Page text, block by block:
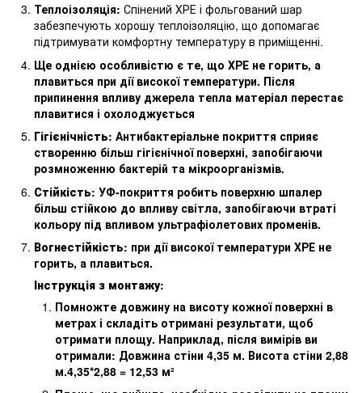
Теплоізоляція: Спінений ХРЕ і фольгований шар
забезпечують хорошу теплоізоляцію, що допомагає
підтримувати комфортну температуру в приміщенні.
Ще однією особливістю є те, що ХРЕ не горить, а
плавиться при дії високої температури. Після
припинення впливу джерела тепла матеріал перестає
плавитися і охолоджується
Гігієнічність: Антибактеріальне покриття сприяє
створенню більш гігієнічної поверхні, запобігаючи
розмноженню бактерій та мікроорганізмів.
Стійкість: УФ-покриття робить поверхню шпалер
більш стійкою до впливу світла, запобігаючи втраті
кольору під впливом ультрафіолетових променів.
Вогнестійкість: при дії високої температури ХРЕ не
горить, а плавиться.
Інструкція з монтажу:
Помножте довжину на висоту кожної поверхні в
метрах і складіть отримані результати, щоб
отримати площу. Наприклад, після вимірів ви
отримали: Довжина стіни 4,35 м. Висота стіни 2,88
м.4,35*2,88 = 12,53 м²